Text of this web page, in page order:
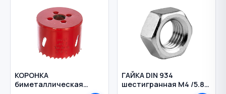
КОРОНКА
биметаллическая
ГАЙКА DIN 934
шестигранная M4 /5.8/